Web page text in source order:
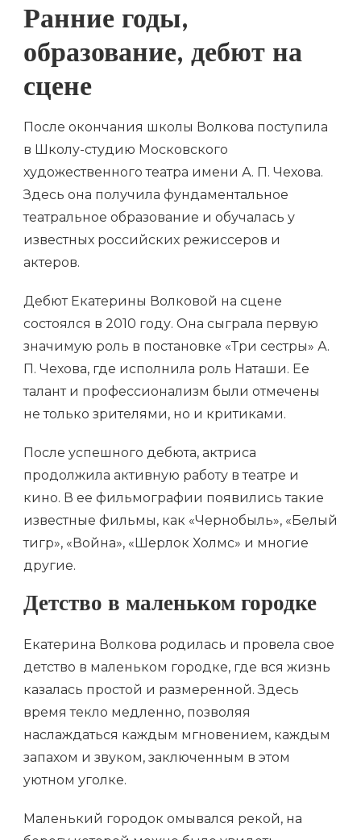
Ранние годы,
образование, дебют на
сцене
После окончания школы Волкова поступила
в Школу-студию Московского
художественного театра имени А. П. Чехова.
Здесь она получила фундаментальное
театральное образование и обучалась у
известных российских режиссеров и
актеров.
Дебют Екатерины Волковой на сцене
состоялся в 2010 году. Она сыграла первую
значимую роль в постановке «Три сестры» А.
П. Чехова, где исполнила роль Наташи. Ее
талант и профессионализм были отмечены
не только зрителями, но и критиками.
После успешного дебюта, актриса
продолжила активную работу в театре и
кино. В ее фильмографии появились такие
известные фильмы, как «Чернобыль», «Белый
тигр», «Война», «Шерлок Холмс» и многие
другие.
Детство в маленьком городке
Екатерина Волкова родилась и провела свое
детство в маленьком городке, где вся жизнь
казалась простой и размеренной. Здесь
время текло медленно, позволяя
наслаждаться каждым мгновением, каждым
запахом и звуком, заключенным в этом
уютном уголке.
Маленький городок омывался рекой, на